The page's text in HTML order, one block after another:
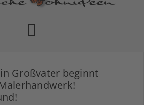
Großvater beginnt